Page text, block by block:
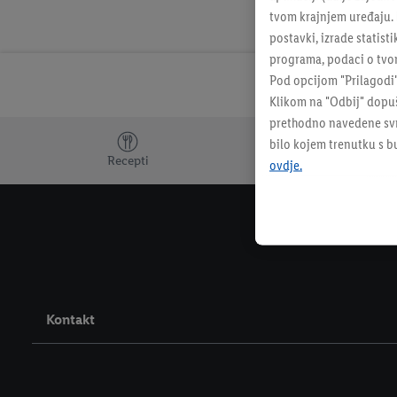
Recepti
Kontakt
tvom krajnjem
postavki, izrade
programa, podaci o
Pod opcijom
Klikom na "Odbij"
prethodno navedene
bilo kojem trenutku s
ovdje.